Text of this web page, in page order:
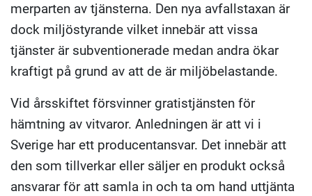
merparten av tjänsterna. Den nya avfallstaxan är
dock miljöstyrande vilket innebär att vissa
tjänster är subventionerade medan andra ökar
kraftigt på grund av att de är miljöbelastande.
Vid årsskiftet försvinner gratistjänsten för
hämtning av vitvaror. Anledningen är att vi i
Sverige har ett producentansvar. Det innebär att
den som tillverkar eller säljer en produkt också
ansvarar för att samla in och ta om hand uttjänta